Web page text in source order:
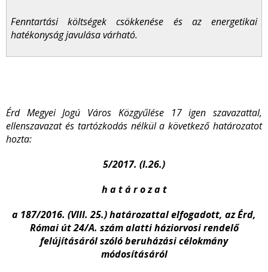
Fenntartási költségek csökkenése és az energetikai
hatékonyság javulása várható.
Érd Megyei Jogú Város Közgyűlése 17 igen szavazattal,
ellenszavazat és tartózkodás nélkül a következő határozatot
hozta:
5/2017. (I.26.)
h a t á r o z a t
a 187/2016. (VIII. 25.) határozattal elfogadott, az Érd,
Római út 24/A. szám alatti háziorvosi rendelő
felújításáról szóló beruházási célokmány
módosításáról